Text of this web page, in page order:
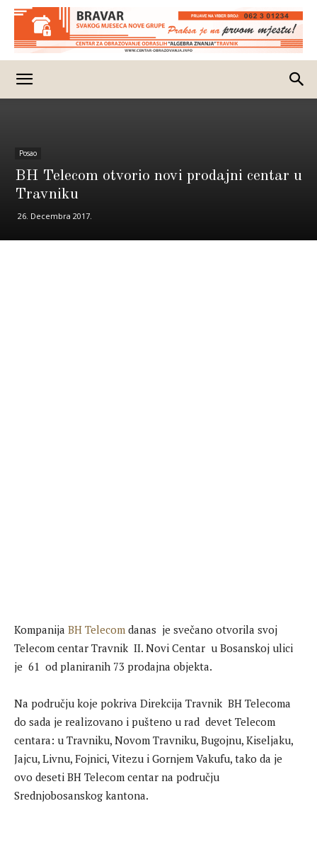
Posao
BH Telecom otvorio novi prodajni centar u
Travniku
26. Decembra 2017.
Kompanija BH Telecom danas je svečano otvorila svoj
Telecom centar Travnik II. Novi Centar u Bosanskoj ulici
je 61 od planiranih 73 prodajna objekta.
Na području koje pokriva Direkcija Travnik BH Telecoma
do sada je realizovano i pušteno u rad devet Telecom
centara: u Travniku, Novom Travniku, Bugojnu, Kiseljaku,
Jajcu, Livnu, Fojnici, Vitezu i Gornjem Vakufu, tako da je
ovo deseti BH Telecom centar na području
Srednjobosanskog kantona.